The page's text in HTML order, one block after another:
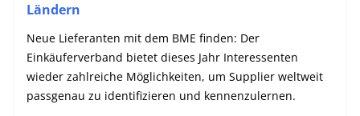
Ländern
Neue Lieferanten mit dem BME finden: Der
Einkäuferverband bietet dieses Jahr Interessenten
wieder zahlreiche Möglichkeiten, um Supplier weltweit
passgenau zu identifizieren und kennenzulernen.